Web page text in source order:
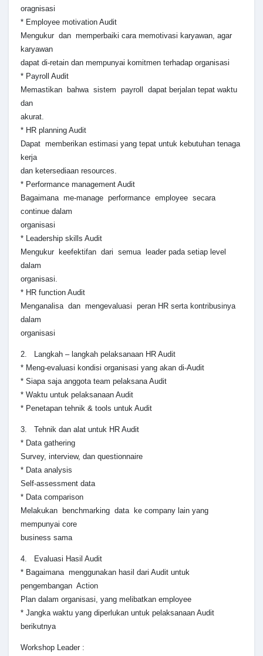
oragnisasi
* Employee motivation Audit
Mengukur dan memperbaiki cara memotivasi karyawan, agar
karyawan
dapat di-retain dan mempunyai komitmen terhadap organisasi
* Payroll Audit
Memastikan bahwa sistem payroll dapat berjalan tepat waktu
dan
akurat.
* HR planning Audit
Dapat memberikan estimasi yang tepat untuk kebutuhan tenaga
kerja
dan ketersediaan resources.
* Performance management Audit
Bagaimana me-manage performance employee secara
continue dalam
organisasi
* Leadership skills Audit
Mengukur keefektifan dari semua leader pada setiap level
dalam
organisasi.
* HR function Audit
Menganalisa dan mengevaluasi peran HR serta kontribusinya
dalam
organisasi
2. Langkah – langkah pelaksanaan HR Audit
* Meng-evaluasi kondisi organisasi yang akan di-Audit
* Siapa saja anggota team pelaksana Audit
* Waktu untuk pelaksanaan Audit
* Penetapan tehnik & tools untuk Audit
3. Tehnik dan alat untuk HR Audit
* Data gathering
Survey, interview, dan questionnaire
* Data analysis
Self-assessment data
* Data comparison
Melakukan benchmarking data ke company lain yang
mempunyai core
business sama
4. Evaluasi Hasil Audit
* Bagaimana menggunakan hasil dari Audit untuk
pengembangan Action
Plan dalam organisasi, yang melibatkan employee
* Jangka waktu yang diperlukan untuk pelaksanaan Audit
berikutnya
Workshop Leader :